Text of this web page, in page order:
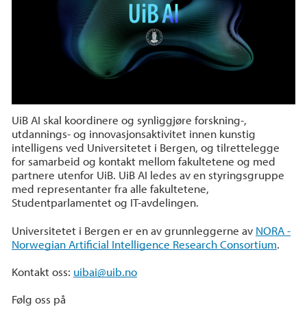
UiB AI skal koordinere og synliggjøre forskning-,
utdannings- og innovasjonsaktivitet innen kunstig
intelligens ved Universitetet i Bergen, og tilrettelegge
for samarbeid og kontakt mellom fakultetene og med
partnere utenfor UiB. UiB AI ledes av en styringsgruppe
med representanter fra alle fakultetene,
Studentparlamentet og IT-avdelingen.
Universitetet i Bergen er en av grunnleggerne av NORA -
Norwegian Artificial Intelligence Research Consortium.
Kontakt oss: uibai@uib.no
Følg oss på